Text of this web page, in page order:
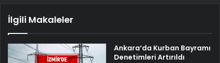
İlgili Makaleler
Ankara’da Kurban Bayramı
Denetimleri Artırıldı